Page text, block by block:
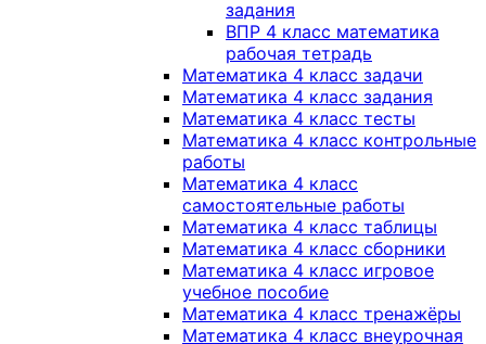
задания
ВПР 4 класс математика
рабочая тетрадь
Математика 4 класс задачи
Математика 4 класс задания
Математика 4 класс тесты
Математика 4 класс контрольные
работы
Математика 4 класс
самостоятельные работы
Математика 4 класс таблицы
Математика 4 класс сборники
Математика 4 класс игровое
учебное пособие
Математика 4 класс тренажёры
Математика 4 класс внеурочная